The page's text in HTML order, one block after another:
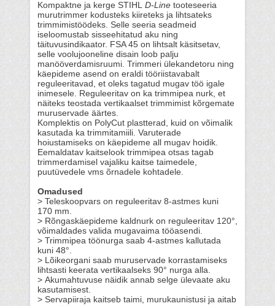
Kompaktne ja kerge STIHL D-Line tooteseeria
murutrimmer kodusteks kiireteks ja lihtsateks
trimmimistöödeks. Selle seeria seadmeid
iseloomustab sisseehitatud aku ning
täituvusindikaator. FSA 45 on lihtsalt käsitsetav,
selle voolujooneline disain loob palju
manööverdamisruumi. Trimmeri ülekandetoru ning
käepideme asend on eraldi tööriistavabalt
reguleeritavad, et oleks tagatud mugav töö igale
inimesele. Reguleeritav on ka trimmipea nurk, et
näiteks teostada vertikaalset trimmimist kõrgemate
muruservade äärtes.
Komplektis on PolyCut plastterad, kuid on võimalik
kasutada ka trimmitamiili. Varuterade
hoiustamiseks on käepideme all mugav hoidik.
Eemaldatav kaitselook trimmipea otsas tagab
trimmerdamisel vajaliku kaitse taimedele,
puutüvedele vms õrnadele kohtadele.
Omadused
> Teleskoopvars on reguleeritav 8-astmes kuni
170 mm.
> Rõngaskäepideme kaldnurk on reguleeritav 120°,
võimaldades valida mugavaima tööasendi.
> Trimmipea töönurga saab 4-astmes kallutada
kuni 48°.
> Lõikeorgani saab muruservade korrastamiseks
lihtsasti keerata vertikaalseks 90° nurga alla.
> Akumahtuvuse näidik annab selge ülevaate aku
kasutamisest.
> Servapiiraja kaitseb taimi, murukaunistusi ja aitab